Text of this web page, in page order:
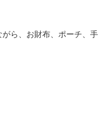
ら、お財布、ポーチ、手